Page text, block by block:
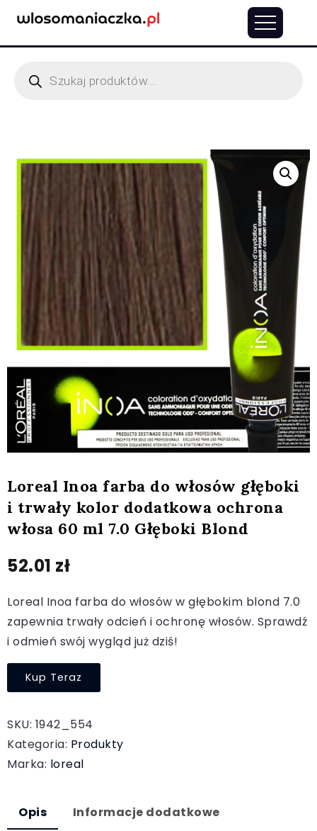
Loreal Inoa farba do włosów głęboki
i trwały kolor dodatkowa ochrona
włosa 60 ml 7.0 Głęboki Blond
52.01 zł
Loreal Inoa farba do włosów w głębokim blond 7.0
zapewnia trwały odcień i ochronę włosów. Sprawdź
i odmień swój wygląd już dziś!
Kup Teraz
SKU: 1942_554
Kategoria: Produkty
Marka: loreal
Opis Informacje dodatkowe